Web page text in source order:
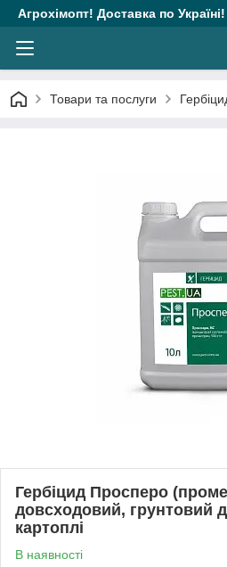
Агрохімопт! Доставка по
Товари та послуги
Гербіцид Просперо
довсходовий, грунтовий
картоплі
В наявності